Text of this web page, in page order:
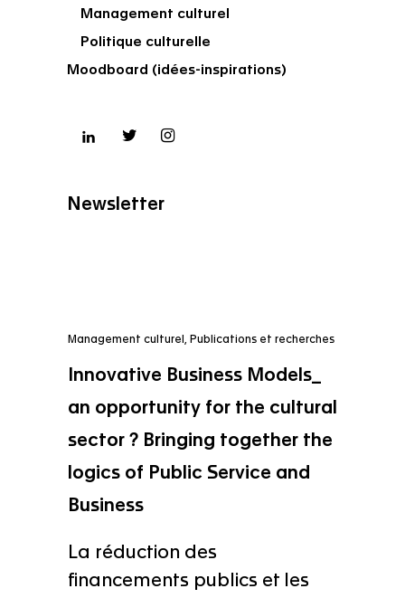
Management culturel
Politique culturelle
Moodboard (idées-inspirations)
Newsletter
Management culturel Publications et recherches
Innovative Business Models_
an opportunity for the cultural
sector ? Bringing together the
logics of Public Service and
Business
La réduction des
financements publics et les